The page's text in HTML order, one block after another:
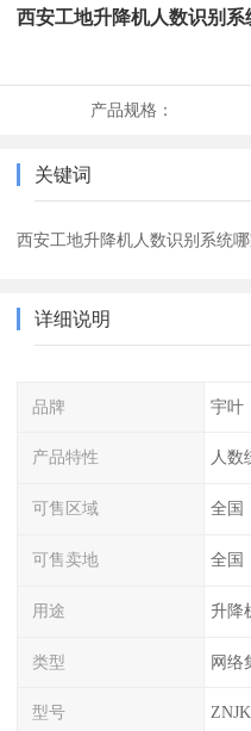
西安工地升降机人数识别系
产品规格：
关键词
西安工地升降机人数识别系统
详细说明
品牌 宇叶
产品特性 人数
可售区域 全国
可售卖地 全国
用途 升降
类型 网络
型号